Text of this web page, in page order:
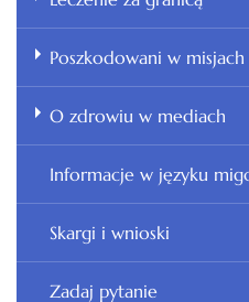
Poszkodowani w misjach
O zdrowiu w mediach
Informacje w języku
Skargi i wnioski
Zadaj pytanie